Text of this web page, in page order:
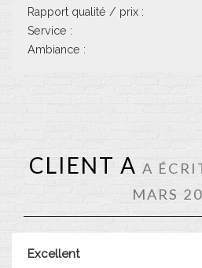
Rapport qualité / prix :
Service :
Ambiance :
CLIENT A A
MARS
Excellent